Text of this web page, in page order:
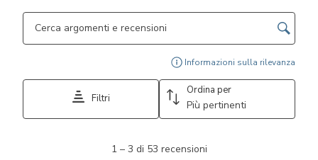
Cerca argomenti e ricerca delle recensioni
Informazioni sulla rilevanza
Filtri
Ordina per
Più pertinenti
1 – 3 di 53 recensioni